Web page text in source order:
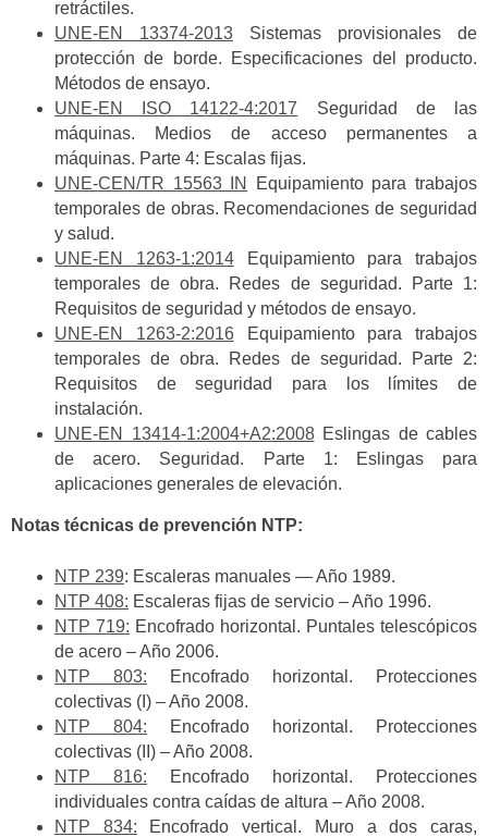
retráctiles.
UNE-EN 13374-2013 Sistemas provisionales de
protección de borde. Especificaciones del producto.
Métodos de ensayo.
UNE-EN ISO 14122-4:2017 Seguridad de las
máquinas. Medios de acceso permanentes a
máquinas. Parte 4: Escalas fijas.
UNE-CEN/TR 15563 IN
Equipamiento para trabajos
temporales de obras. Recomendaciones de seguridad
y salud.
UNE-EN 1263-1:2014Equipamiento para trabajos
temporales de obra. Redes de seguridad. Parte 1:
Requisitos de seguridad y métodos de ensayo.
UNE-EN 1263-2:2016Equipamiento para trabajos
temporales de obra. Redes de seguridad. Parte 2:
Requisitos de seguridad para los límites de
instalación.
UNE-EN 13414-1:2004+A2:2008Eslingas de cables
de acero. Seguridad. Parte 1: Eslingas para
aplicaciones generales de elevación.
Notas técnicas de prevención NTP:
NTP 239: Escaleras manuales — Año 1989.
NTP 408: Escaleras fijas de servicio – Año 1996.
NTP 719: Encofrado horizontal. Puntales telescópicos
de acero – Año 2006.
NTP 803: Encofrado horizontal. Protecciones
colectivas (I) – Año 2008.
NTP 804: Encofrado horizontal. Protecciones
colectivas (II) – Año 2008.
NTP 816: Encofrado horizontal. Protecciones
individuales contra caídas de altura – Año 2008.
NTP 834: Encofrado vertical. Muro a dos caras,